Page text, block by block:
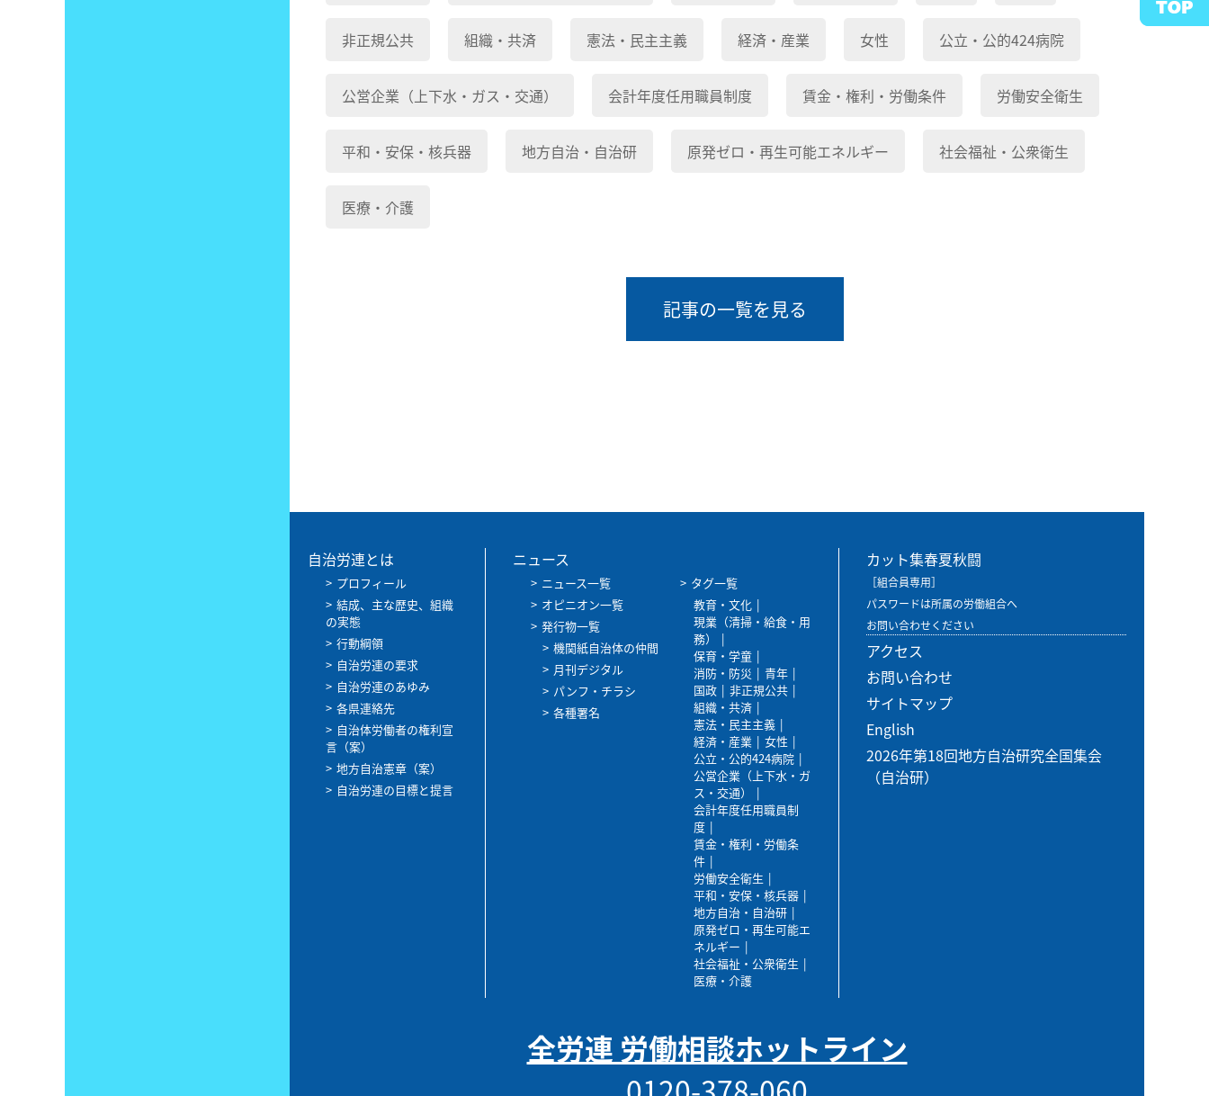
非正規公共 組織・共済 憲法・民主主義 経済・産業 女性 公立・公的424病院
公営企業（上下水・ガス・交通） 会計年度任用職員制度 賃金・権利・労働条件 労働安全衛生
平和・安保・核兵器 地方自治・自治研 原発ゼロ・再生可能エネルギー 社会福祉・公衆衛生
医療・介護
記事の一覧を見る
自治労連とは
プロフィール
結成、主な歴史、組織
の実態
行動綱領
自治労連の要求
自治労連のあゆみ
各県連絡先
自治体労働者の権利宣
言（案）
地方自治憲章（案）
自治労連の目標と提言
ニュース
ニュース一覧
オピニオン一覧
発行物一覧
機関紙自治体の仲間
月刊デジタル
パンフ・チラシ
各種署名
タグ一覧
教育・文化
現業（清掃・給食・用
務）
保育・学童
消防・防災
青年
国政
非正規公共
組織・共済
憲法・民主主義
経済・産業
女性
公立・公的424病院
公営企業（上下水・ガ
ス・交通）
会計年度任用職員制
度
賃金・権利・労働条
件
労働安全衛生
平和・安保・核兵器
地方自治・自治研
原発ゼロ・再生可能エ
ネルギー
社会福祉・公衆衛生
医療・介護
カット集春夏秋闘
［組合員専用］
パスワードは所属の労働組合へ
お問い合わせください
アクセス
お問い合わせ
サイトマップ
English
2026年第18回地方自治研究全国集会
（自治研）
全労連 労働相談ホットライン